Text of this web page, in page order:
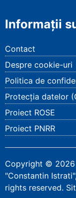
Informații
Contact
Despre cookie-uri
Politica de
Protecția datelor
Proiect ROSE
Proiect PNRR
Copyright © 2026
"Constantin
rights reserved.